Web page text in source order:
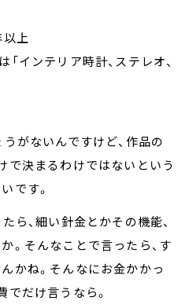
上
インテリア時計、ステレオ、
がないんですけど、作品の
で決まるわけではないという
です。
ら、細い針金とかその機能、
。そんなことで言ったら、す
かね。そんなにお金かかっ
でだけ言うなら。